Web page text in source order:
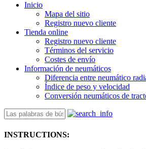
Inicio
Mapa del sitio
Registro nuevo cliente
Tienda online
Registro nuevo cliente
Términos del servicio
Costes de envío
Información de neumáticos
Diferencia entre neumático
Índice de peso y velocidad
Conversión neumáticos de
INSTRUCTIONS: